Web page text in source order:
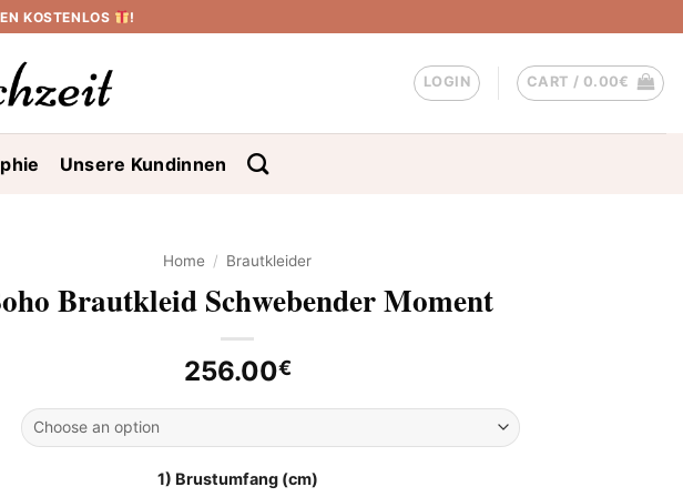
KOSTENLOS !
LOGIN CART / 0.00€
Unsere Kundinnen
Home / Brautkleider
Brautkleid Schwebender Moment
256.00€
1) Brustumfang (cm)